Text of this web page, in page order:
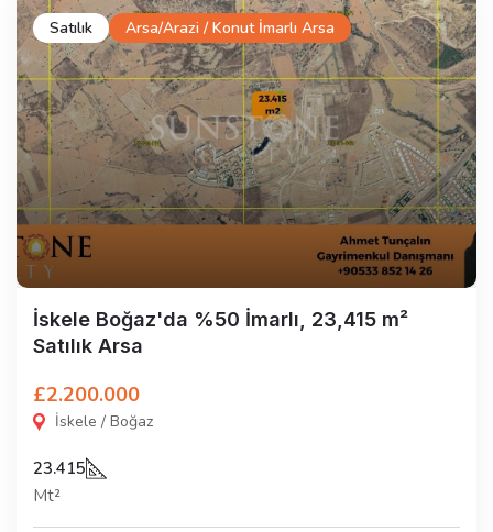
Satılık Arsa/Arazi / Konut İmarlı Arsa
İskele Boğaz'da %50 İmarlı, 23,415 m²
Satılık Arsa
£2.200.000
İskele / Boğaz
23.415
Mt²